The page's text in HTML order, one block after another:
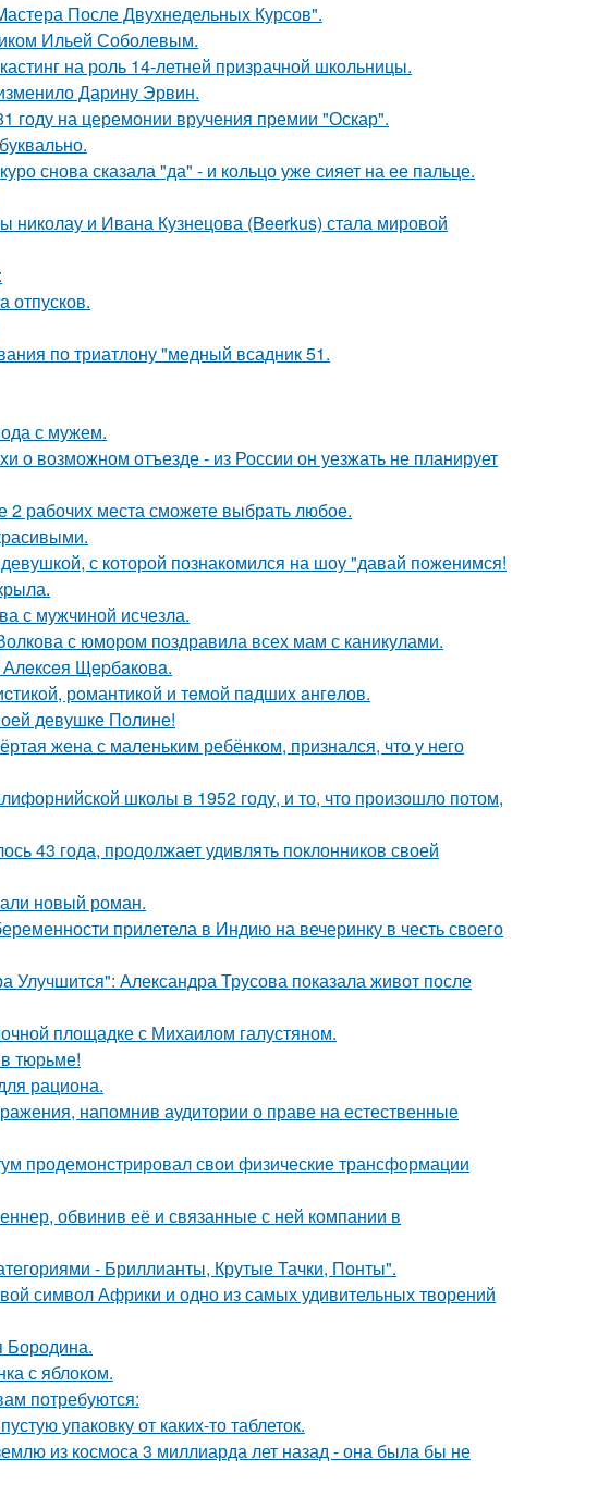
После Двухнедельных Курсов".
Ильей Соболевым.
на роль 14-летней призрачной школьницы.
Дарину Эрвин.
году на церемонии вручения премии "Оскар".
снова сказала "да" - и кольцо уже сияет на ее пальце.
николау и Ивана Кузнецова (Beerkus) стала мировой
отпусков.
по триатлону "медный всадник 51.
с мужем.
о возможном отъезде - из России он уезжать не планирует
2 рабочих места сможете выбрать любое.
с которой познакомился на шоу "давай поженимся!
с мужчиной исчезла.
с юмором поздравила всех мам с каникулами.
Щepбaкoвa.
рoмантикoй и тeмoй пaдшиx aнгeлов.
девушке Полине!
жена с маленьким ребёнком, признался, что у него
школы в 1952 году, и то, что произошло потом,
43 года, продолжает удивлять поклонников своей
новый роман.
прилетела в Индию на вечеринку в честь своего
Александра Трусова показала живот после
площадке с Михаилом галустяном.
тюрьме!
рациона.
напомнив аудитории о праве на естественные
продемонстрировал свои физические трансформации
обвинив её и связанные с ней компании в
- Бриллианты, Крутые Тачки, Понты".
символ Африки и одно из самых удивительных творений
Бородина.
с яблоком.
потребуются:
упаковку от каких-то таблеток.
из космоса 3 миллиарда лет назад - она была бы не